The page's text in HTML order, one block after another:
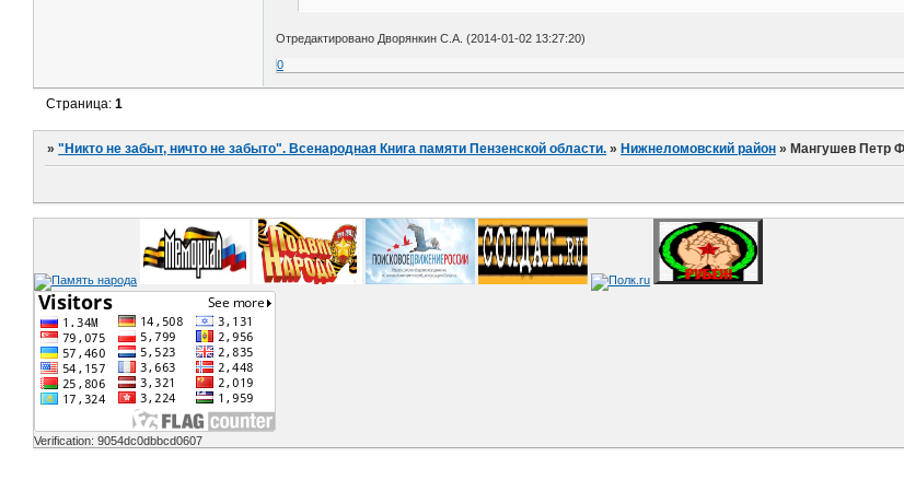
Отредактировано Дворянкин С.А. (2014-01-02 13:27:20)
0
Страница:1
»"Никто не забыт, ничто не забыто". Всенародная Книга памяти Пензенской области. » Нижнеломовский район » Мангушев Петр
Verification: 9054dc0dbbcd0607